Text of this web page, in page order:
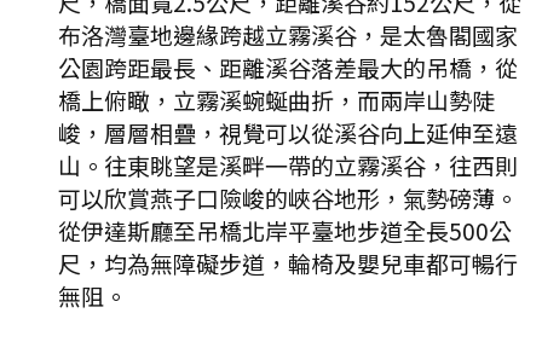
布洛灣臺地邊緣跨越立霧溪谷，是太魯閣國家
公園跨距最長、距離溪谷落差最大的吊橋，從
橋上俯瞰，立霧溪蜿蜒曲折，而兩岸山勢陡
峻，層層相疊，視覺可以從溪谷向上延伸至遠
山。往東眺望是溪畔一帶的立霧溪谷，往西則
可以欣賞燕子口險峻的峽谷地形，氣勢磅薄。
從伊達斯廳至吊橋北岸平臺地步道全長500公
尺，均為無障礙步道，輪椅及嬰兒車都可暢行
無阻。